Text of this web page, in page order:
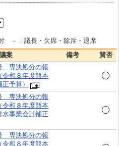
－：議長・欠席・除斥・退席
議案 備考 賛否
専決処分の報
令和８年度熊本
予算）
専決処分の報
令和８年度熊本
水事業会計補正
専決処分の報
令和８年度熊本